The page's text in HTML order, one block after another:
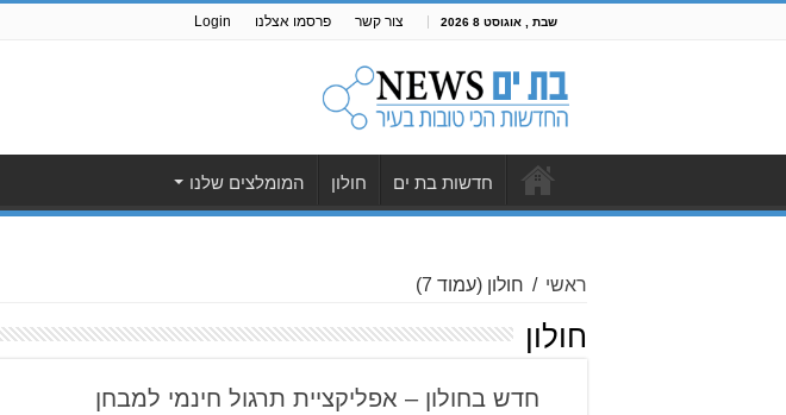
שבת , אוגוסט 8 2026 צור קשר פרסמו אצלנו Login
חדשות בת ים חולון המומלצים שלנו
ראשי / חולון (עמוד 7)
חולון
חדש בחולון – אפליקציית תרגול חינמי למבחן